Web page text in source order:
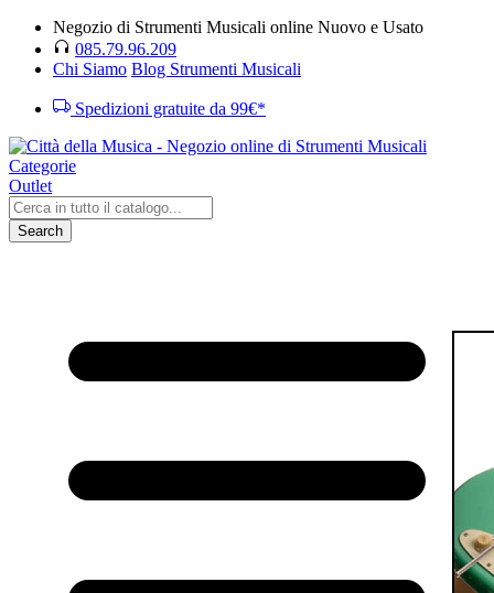
Negozio di Strumenti Musicali online Nuovo e Usato
085.79.96.209
Chi Siamo Blog Strumenti Musicali
Spedizioni gratuite da 99€*
Categorie
Outlet
Search